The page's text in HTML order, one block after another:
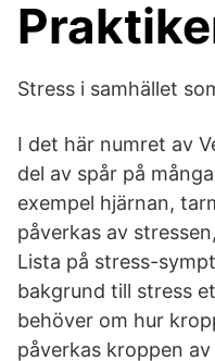
Stress i samhället
I det här numret av
del av spår på
exempel hjärnan,
påverkas av
Lista på stress-
bakgrund till stress
behöver om hur
påverkas kroppen